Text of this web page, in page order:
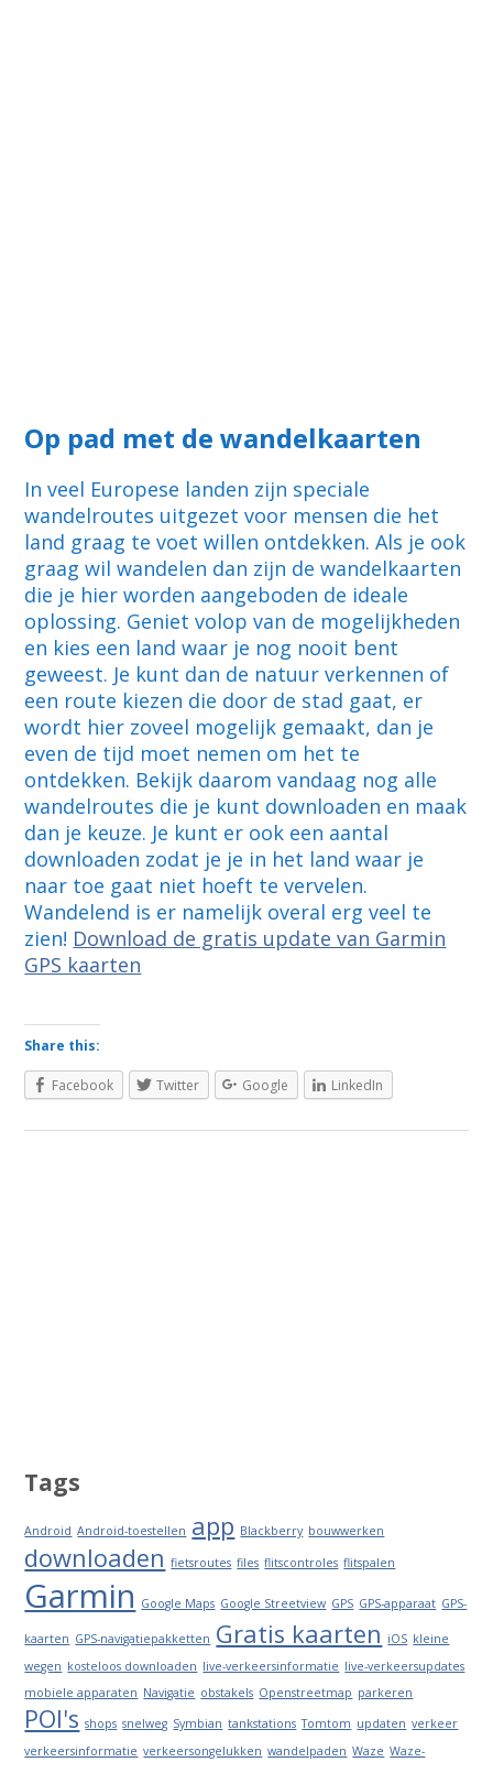
Op pad met de wandelkaarten
In veel Europese landen zijn speciale
wandelroutes uitgezet voor mensen die het
land graag te voet willen ontdekken. Als je ook
graag wil wandelen dan zijn de wandelkaarten
die je hier worden aangeboden de ideale
oplossing. Geniet volop van de mogelijkheden
en kies een land waar je nog nooit bent
geweest. Je kunt dan de natuur verkennen of
een route kiezen die door de stad gaat, er
wordt hier zoveel mogelijk gemaakt, dan je
even de tijd moet nemen om het te
ontdekken. Bekijk daarom vandaag nog alle
wandelroutes die je kunt downloaden en maak
dan je keuze. Je kunt er ook een aantal
downloaden zodat je je in het land waar je
naar toe gaat niet hoeft te vervelen.
Wandelend is er namelijk overal erg veel te
zien! Download de gratis update van Garmin
GPS kaarten
Share this:
Facebook Twitter Google LinkedIn
Tags
Android Android-toestellen app Blackberry bouwwerken
downloaden fietsroutes files flitscontroles flitspalen
Garmin Google Maps Google Streetview GPS GPS-apparaat GPS-
kaarten GPS-navigatiepakketten Gratis kaarten iOS kleine
wegen kosteloos downloaden live-verkeersinformatie live-verkeersupdates
mobiele apparaten Navigatie obstakels Openstreetmap parkeren
POI's shops snelweg Symbian tankstations Tomtom updaten verkeer
verkeersinformatie verkeersongelukken wandelpaden Waze Waze-